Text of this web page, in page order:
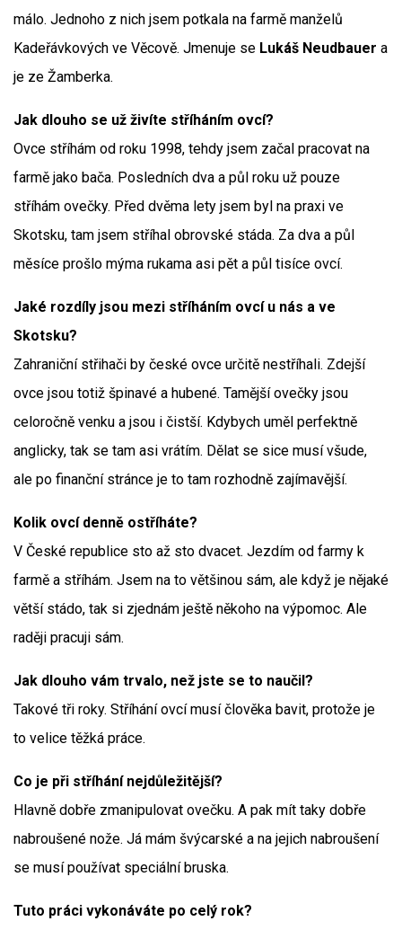
málo. Jednoho z nich jsem potkala na farmě manželů
Kadeřávkových ve Věcově. Jmenuje se Lukáš Neudbauer a
je ze Žamberka.
Jak dlouho se už živíte stříháním ovcí?
Ovce stříhám od roku 1998, tehdy jsem začal pracovat na
farmě jako bača. Posledních dva a půl roku už pouze
stříhám ovečky. Před dvěma lety jsem byl na praxi ve
Skotsku, tam jsem stříhal obrovské stáda. Za dva a půl
měsíce prošlo mýma rukama asi pět a půl tisíce ovcí.
Jaké rozdíly jsou mezi stříháním ovcí u nás a ve
Skotsku?
Zahraniční střihači by české ovce určitě nestříhali. Zdejší
ovce jsou totiž špinavé a hubené. Tamější ovečky jsou
celoročně venku a jsou i čistší. Kdybych uměl perfektně
anglicky, tak se tam asi vrátím. Dělat se sice musí všude,
ale po finanční stránce je to tam rozhodně zajímavější.
Kolik ovcí denně ostříháte?
V České republice sto až sto dvacet. Jezdím od farmy k
farmě a stříhám. Jsem na to většinou sám, ale když je nějaké
větší stádo, tak si zjednám ještě někoho na výpomoc. Ale
raději pracuji sám.
Jak dlouho vám trvalo, než jste se to naučil?
Takové tři roky. Stříhání ovcí musí člověka bavit, protože je
to velice těžká práce.
Co je při stříhání nejdůležitější?
Hlavně dobře zmanipulovat ovečku. A pak mít taky dobře
nabroušené nože. Já mám švýcarské a na jejich nabroušení
se musí používat speciální bruska.
Tuto práci vykonáváte po celý rok?